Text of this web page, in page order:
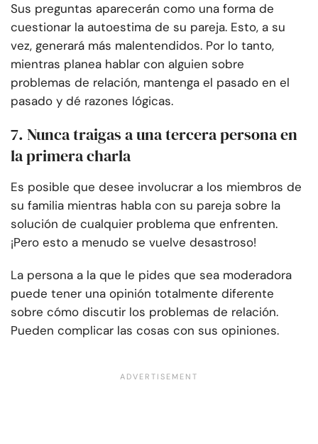
Sus preguntas aparecerán como una forma de
cuestionar la autoestima de su pareja. Esto, a su
vez, generará más malentendidos. Por lo tanto,
mientras planea hablar con alguien sobre
problemas de relación, mantenga el pasado en el
pasado y dé razones lógicas.
7. Nunca traigas a una tercera persona en
la primera charla
Es posible que desee involucrar a los miembros de
su familia mientras habla con su pareja sobre la
solución de cualquier problema que enfrenten.
¡Pero esto a menudo se vuelve desastroso!
La persona a la que le pides que sea moderadora
puede tener una opinión totalmente diferente
sobre cómo discutir los problemas de relación.
Pueden complicar las cosas con sus opiniones.